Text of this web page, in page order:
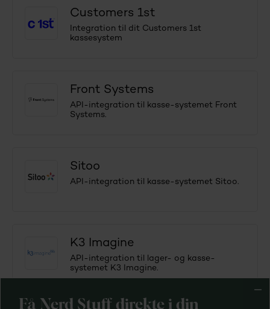
Få Nerd Stuff direkte i din
Customers 1st
Integration til dit Customers 1st
kassesystem
Front Systems
API-integration til kasse-systemet Front
Systems.
Sitoo
API-integration til kasse-systemet Sitoo.
K3 Imagine
API-integration til lager- og kasse-
systemet K3 Imagine.